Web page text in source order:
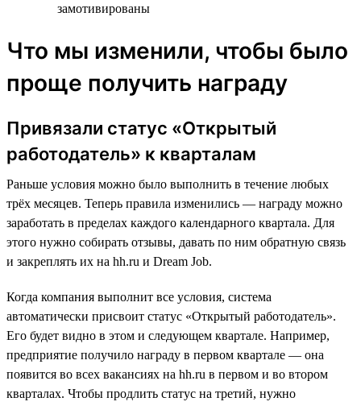
замотивированы
Что мы изменили, чтобы было
проще получить награду
Привязали статус «Открытый
работодатель» к кварталам
Раньше условия можно было выполнить в течение любых
трёх месяцев. Теперь правила изменились — награду можно
заработать в пределах каждого календарного квартала. Для
этого нужно собирать отзывы, давать по ним обратную связь
и закреплять их на hh.ru и Dream Job.
Когда компания выполнит все условия, система
автоматически присвоит статус «Открытый работодатель».
Его будет видно в этом и следующем квартале. Например,
предприятие получило награду в первом квартале — она
появится во всех вакансиях на hh.ru в первом и во втором
кварталах. Чтобы продлить статус на третий, нужно